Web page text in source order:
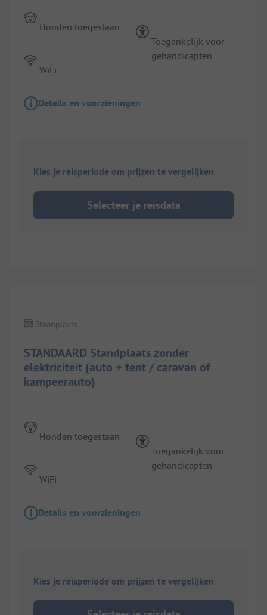
Honden toegestaan
WiFi
Toegankelijk voor
gehandicapten
Details en voorzieningen
Kies je reisperiode om prijzen te vergelijken
Selecteer je reisdata
STANDAARD Standplaats zonder
elektriciteit (auto + tent / caravan of
kampeerauto)
Staanplaats
Honden toegestaan
WiFi
Toegankelijk voor
gehandicapten
Details en voorzieningen
Kies je reisperiode om prijzen te vergelijken